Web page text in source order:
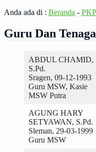
Anda ada di : Beranda -
Guru Dan
ABDUL CHAMID,
S.Pd.
Sragen, 09-12-1993
Guru MSW, Kasie
MSW Putra
AGUNG HARY
SETYAWAN, S.Pd.
Sleman, 29-03-1999
Guru MSW